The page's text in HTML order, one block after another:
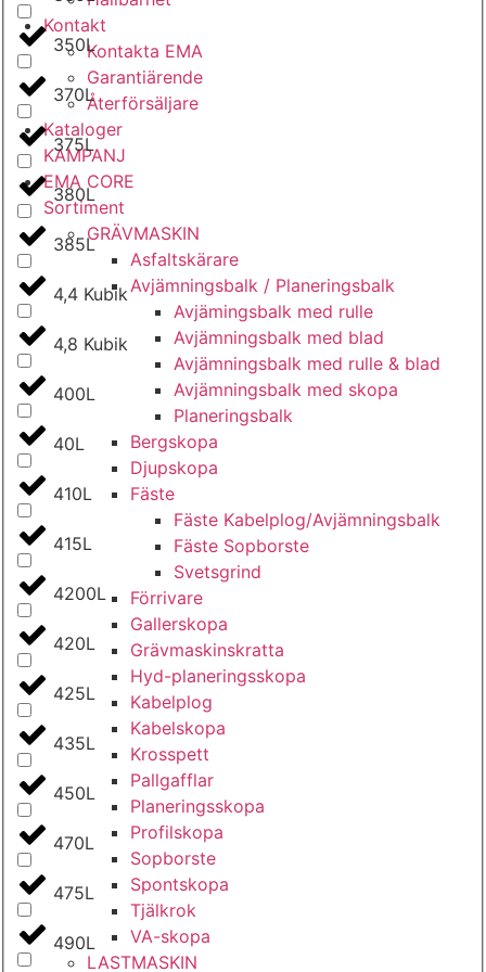
350L
370L
375L
380L
385L
4,4 Kubik
4,8 Kubik
400L
40L
410L
415L
4200L
420L
425L
435L
450L
470L
475L
490L
Kontakt
Kontakta EMA
Garantiärende
Återförsäljare
Kataloger
KAMPANJ
EMA CORE
Sortiment
GRÄV­MASKIN
Asfalt­skärare
Avjämnings­balk / Planeringsbalk
Avjämingsbalk med rulle
Avjämningsbalk med blad
Avjämningsbalk med rulle & blad
Avjämningsbalk med skopa
Planerings­balk
Berg­skopa
Djup­skopa
Fäste
Fäste Kabel­­plog/­Avjämnings­­balk
Fäste Sop­borste
Svets­grind
Förrivare
Galler­skopa
Gräv­maskins­kratta
Hyd­-planerings­skopa
Kabel­plog
Kabel­skopa
Kros­spett
Pallgafflar
Planerings­skopa
Profil­skopa
Sop­borste
Spont­skopa
Tjäl­krok
VA­-skopa
LAST­MASKIN